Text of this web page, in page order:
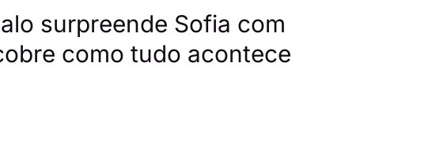
surpreende Sofia com
como tudo acontece